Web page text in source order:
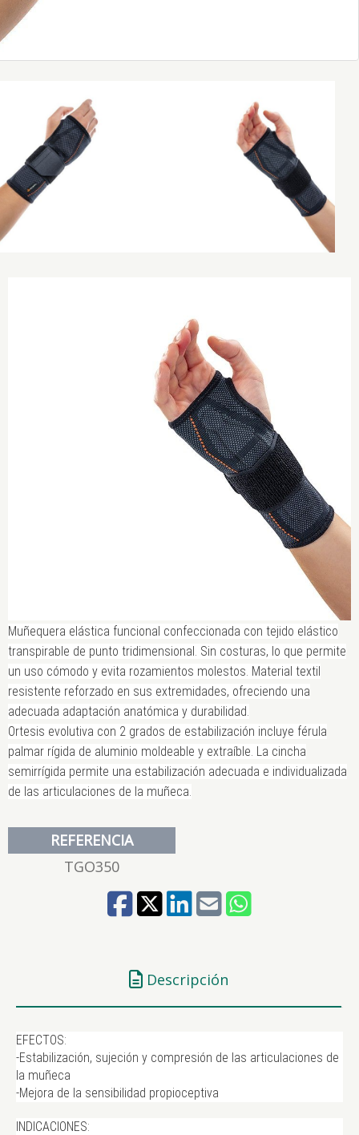
Muñequera elástica funcional confeccionada con tejido elástico
transpirable de punto tridimensional. Sin costuras, lo que permite
un uso cómodo y evita rozamientos molestos. Material textil
resistente reforzado en sus extremidades, ofreciendo una
adecuada adaptación anatómica y durabilidad.
Ortesis evolutiva con 2 grados de estabilización incluye férula
palmar rígida de aluminio moldeable y extraíble. La cincha
semirrígida permite una estabilización adecuada e individualizada
de las articulaciones de la muñeca.
REFERENCIA
TGO350
Descripción
EFECTOS:
-Estabilización, sujeción y compresión de las articulaciones de
la muñeca
-Mejora de la sensibilidad propioceptiva
INDICACIONES: